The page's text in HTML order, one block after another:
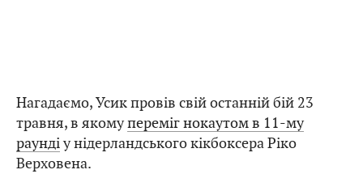
Нагадаємо, Усик провів свій останній бій 23
травня, в якомупереміг нокаутом в 11-му
раундіу нідерландського кікбоксера Ріко
Верховена.